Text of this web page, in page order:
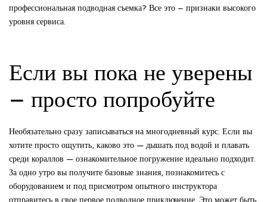
профессиональная подводная съемка? Все это – признаки высокого
уровня сервиса.
Если вы пока не уверены
– просто попробуйте
Необязательно сразу записываться на многодневный курс. Если вы
хотите просто ощутить, каково это — дышать под водой и плавать
среди кораллов — ознакомительное погружение идеально подходит.
За одно утро вы получите базовые знания, познакомитесь с
оборудованием и под присмотром опытного инструктора